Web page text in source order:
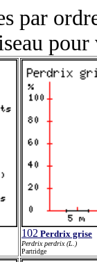
par
102 Perdrix grise
Perdrix perdrix (L.)
Partridge